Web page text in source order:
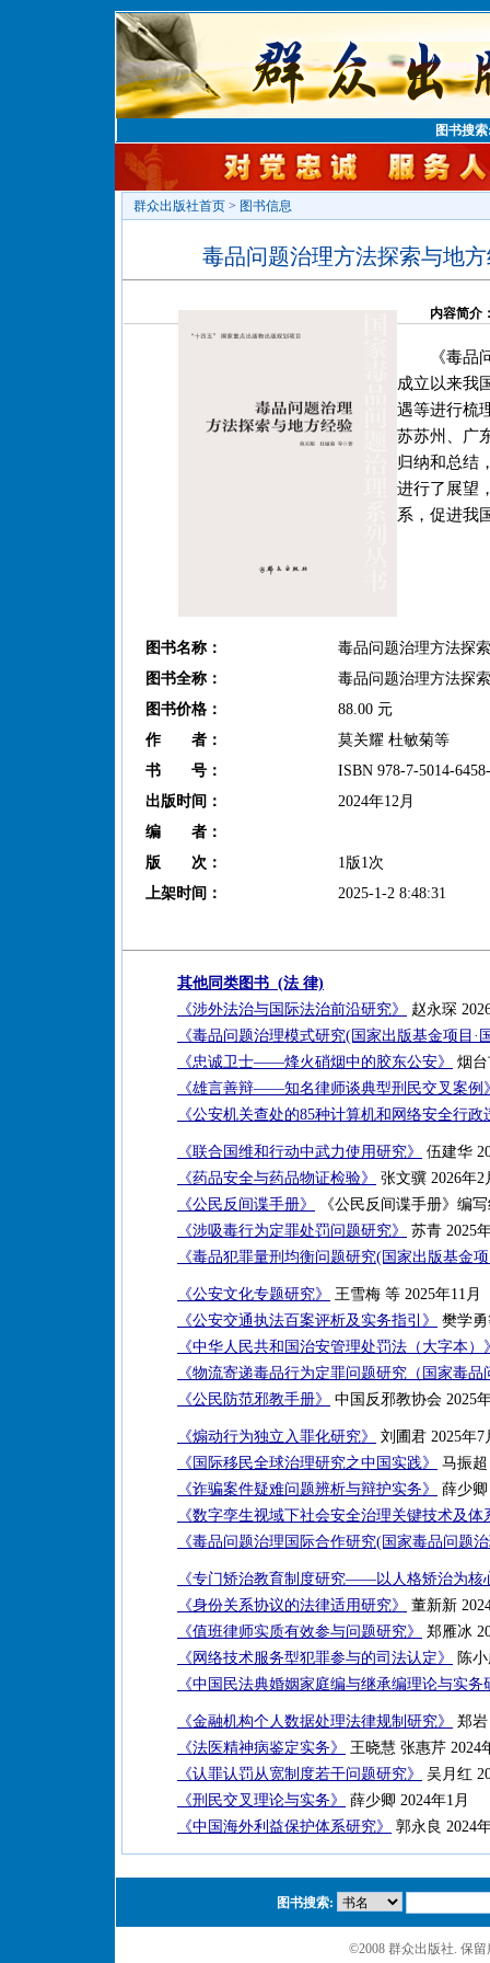
图书搜
群众出版社首页 > 图书信息
毒品问题治理方法探索与地
图书名称：
毒品问题治理方法探
图书全称：
毒品问题治理方法探
图书价格：
88.00 元
作 者：
莫关耀 杜敏菊等
书 号：
ISBN 978-7-5014-
出版时间：
2024年12月
编 者：
版 次：
1版1次
上架时间：
2025-1-2 8:48:31
内容简介
《毒
成立以来我
遇等进行梳
苏苏州、广
归纳和总结
进行了展望
系，促进我
其他同类图书 (法 律)
《涉外法治与国际法治前沿研究》
赵永琛
《毒品问题治理模式研究(国家出版基金项目
《忠诚卫士——烽火硝烟中的胶东公安》
烟
《雄言善辩——知名律师谈典型刑民交叉案例
《公安机关查处的85种计算机和网络安全行
《联合国维和行动中武力使用研究》
伍建华
《药品安全与药品物证检验》
张文骥 2026年2
《公民反间谍手册》
《公民反间谍手册》编
《涉吸毒行为定罪处罚问题研究》
苏青 2025
《毒品犯罪量刑均衡问题研究(国家出版基金
《公安文化专题研究》
王雪梅 等 2025年11月
《公安交通执法百案评析及实务指引》
樊学勇
《中华人民共和国治安管理处罚法（大字本）
《物流寄递毒品行为定罪问题研究（国家毒
《公民防范邪教手册》
中国反邪教协会 2025
《煽动行为独立入罪化研究》
刘圃君 2025年7
《国际移民全球治理研究之中国实践》
马振超
《诈骗案件疑难问题辨析与辩护实务》
薛少卿
《数字孪生视域下社会安全治理关键技术及体
《毒品问题治理国际合作研究(国家毒品问题
《专门矫治教育制度研究——以人格矫治为核
《身份关系协议的法律适用研究》
董新新
《值班律师实质有效参与问题研究》
郑雁冰
《网络技术服务型犯罪参与的司法认定》
陈
《中国民法典婚姻家庭编与继承编理论与实务
《金融机构个人数据处理法律规制研究》
郑岩
《法医精神病鉴定实务》
王晓慧 张惠芹 2024
《认罪认罚从宽制度若干问题研究》
吴月红
《刑民交叉理论与实务》
薛少卿 2024年1月
《中国海外利益保护体系研究》
郭永良 2024
图书搜索:
©2008 群众出版社. 保